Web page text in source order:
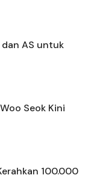
dan AS untuk
Seok Kini
100.000